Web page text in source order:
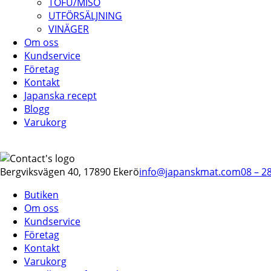
UTFÖRSÄLJNING
VINÄGER
Om oss
Kundservice
Företag
Kontakt
Japanska recept
Blogg
Varukorg
Bergviksvägen 40, 17890 Ekeröinfo@japanskmat.com08 –
Butiken
Om oss
Kundservice
Företag
Kontakt
Varukorg